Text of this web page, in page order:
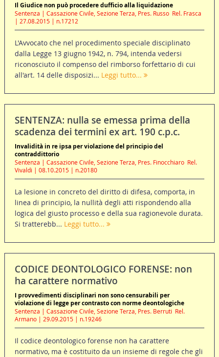
Il Giudice non può procedere dufficio alla liquidazione
Sentenza | Cassazione Civile, Sezione Terza, Pres. Russo  Rel. Frasca
| 27.08.2015 | n.17212
L'Avvocato che nel procedimento speciale disciplinato
dalla Legge 13 giugno 1942, n. 794, intenda vedersi
riconosciuto il compenso del rimborso forfettario di cui
all'art. 14 delle disposizi... Leggi tutto...
SENTENZA: nulla se emessa prima della
scadenza dei termini ex art. 190 c.p.c.
Invalidità in re ipsa per violazione del principio del
contraddittorio
Sentenza | Cassazione Civile, Sezione Terza, Pres. Finocchiaro  Rel.
Vivaldi | 08.10.2015 | n.20180
La lesione in concreto del diritto di difesa, comporta, in
linea di principio, la nullità degli atti rispondendo alla
logica del giusto processo e della sua ragionevole durata.
Si tratterebb... Leggi tutto...
CODICE DEONTOLOGICO FORENSE: non
ha carattere normativo
I provvedimenti disciplinari non sono censurabili per
violazione di legge per contrasto con norme deontologiche
Sentenza | Cassazione Civile, Sezione Terza, Pres. Berruti  Rel.
Armano | 29.09.2015 | n.19246
Il codice deontologico forense non ha carattere
normativo, ma è costituito da un insieme di regole che gli